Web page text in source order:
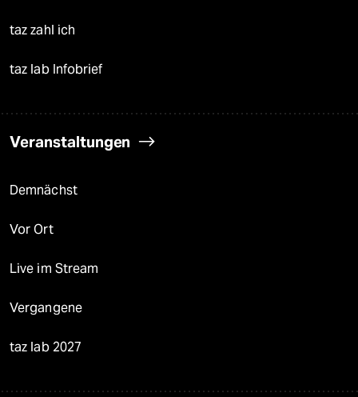
taz zahl ich
taz lab Infobrief
Veranstaltungen
Demnächst
Vor Ort
Live im Stream
Vergangene
taz lab 2027